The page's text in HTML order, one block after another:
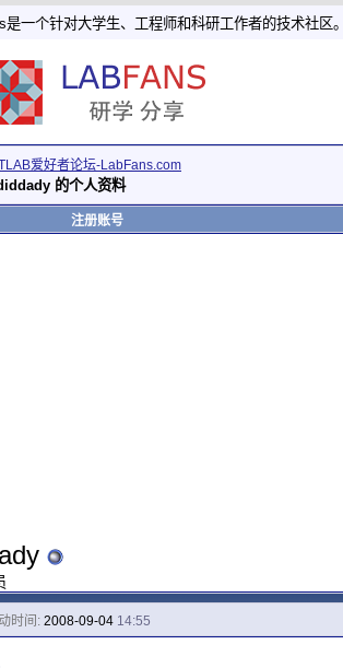
是一个针对大学生、工程师和科研工作者的技术社区
爱好者论坛-LabFans.com
的个人资料
注册账号
时间:2008-09-04 14:55